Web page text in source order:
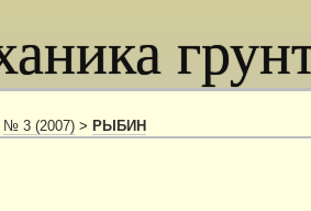
№ 3 (2007) > РЫБИН